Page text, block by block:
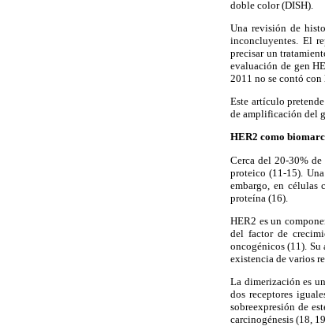
doble color (DISH).
Una revisión de
inconcluyentes. El
precisar un
evaluación de gen
2011 no se contó con
Este artículo
de amplificación del
HER2 como
Cerca del 20-30% de
proteico (11-15).
embargo, en células
proteína (16).
HER2 es un
del factor de
oncogénicos (11).
existencia de varios
La dimerización es
dos receptores
sobreexpresión de
carcinogénesis (18,